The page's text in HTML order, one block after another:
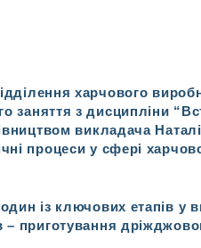
харчового
заняття з дисципліни
викладача
процеси у сфері
із ключових етапів у
приготування